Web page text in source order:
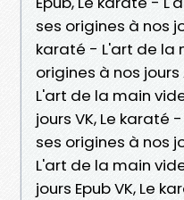
ses origines à nos
karaté - L'art de la
origines à nos
L'art de la main
jours VK, Le karaté
ses origines à nos
L'art de la main
jours Epub VK, Le